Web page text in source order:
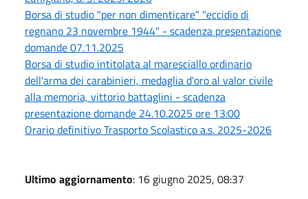
Borsa di studio "per non dimenticare" "eccidio di
regnano 23 novembre 1944" - scadenza presentazione
domande 07.11.2025
Borsa di studio intitolata al maresciallo ordinario
dell'arma dei carabinieri, medaglia d'oro al valor civile
alla memoria, vittorio battaglini - scadenza
presentazione domande 24.10.2025 ore 13:00
Orario definitivo Trasporto Scolastico a.s. 2025-2026
Ultimo aggiornamento: 16 giugno 2025, 08:37